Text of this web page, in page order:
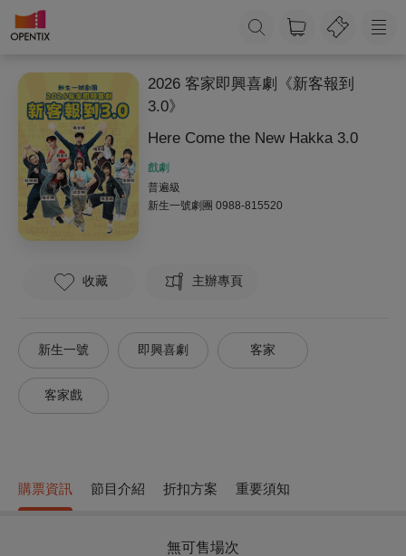
2026 客家即興喜劇《新客報到
3.0》
Here Come the New Hakka 3.0
戲劇
普遍級
新生一號劇團 0988-815520
收藏 主辦專頁
新生一號 即興喜劇 客家
客家戲
購票資訊 節目介紹 折扣方案 重要須知
無可售場次